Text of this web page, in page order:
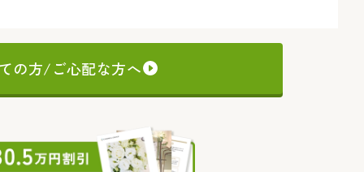
の方/ご心配な方へ